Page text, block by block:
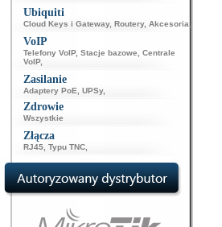
Ubiquiti
Cloud Keys i Gateway, Routery, Akcesoria
VoIP
Telefony VoIP, Stacje bazowe
Centrale
VoIP,
Zasilanie
Adaptery PoE UPSy,
Zdrowie
Wszystkie
Złącza
RJ45 Typu TNC